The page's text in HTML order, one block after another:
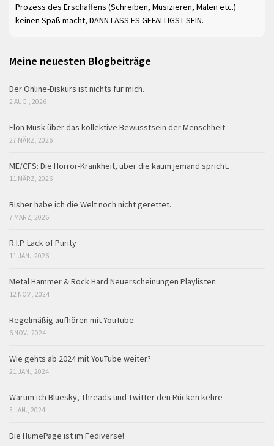
Prozess des Erschaffens (Schreiben, Musizieren, Malen etc.)
keinen Spaß macht, DANN LASS ES GEFÄLLIGST SEIN.
Meine neuesten Blogbeiträge
Der Online-Diskurs ist nichts für mich.
2 AUG., 2026
Elon Musk über das kollektive Bewusstsein der Menschheit
27 MÄRZ, 2026
ME/CFS: Die Horror-Krankheit, über die kaum jemand spricht.
11 MÄRZ, 2026
Bisher habe ich die Welt noch nicht gerettet.
7 MÄRZ, 2026
R.I.P. Lack of Purity
11 JAN., 2026
Metal Hammer & Rock Hard Neuerscheinungen Playlisten
12 NOV., 2024
Regelmäßig aufhören mit YouTube.
6 NOV., 2024
Wie gehts ab 2024 mit YouTube weiter?
21 JAN., 2024
Warum ich Bluesky, Threads und Twitter den Rücken kehre
5 JAN., 2024
Die HumePage ist im Fediverse!